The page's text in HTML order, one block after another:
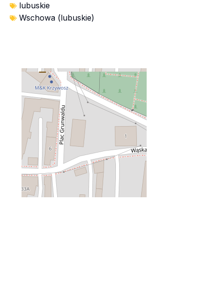
lubuskie
Wschowa (lubuskie)